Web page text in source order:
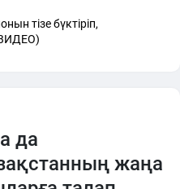
тізе бүктіріп,
да
жаңа